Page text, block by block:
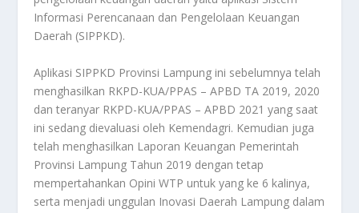
Informasi Perencanaan dan Pengelolaan Keuangan
Daerah (SIPPKD).
Aplikasi SIPPKD Provinsi Lampung ini sebelumnya telah
menghasilkan RKPD-KUA/PPAS – APBD TA 2019, 2020
dan teranyar RKPD-KUA/PPAS – APBD 2021 yang saat
ini sedang dievaluasi oleh Kemendagri. Kemudian juga
telah menghasilkan Laporan Keuangan Pemerintah
Provinsi Lampung Tahun 2019 dengan tetap
mempertahankan Opini WTP untuk yang ke 6 kalinya,
serta menjadi unggulan Inovasi Daerah Lampung dalam